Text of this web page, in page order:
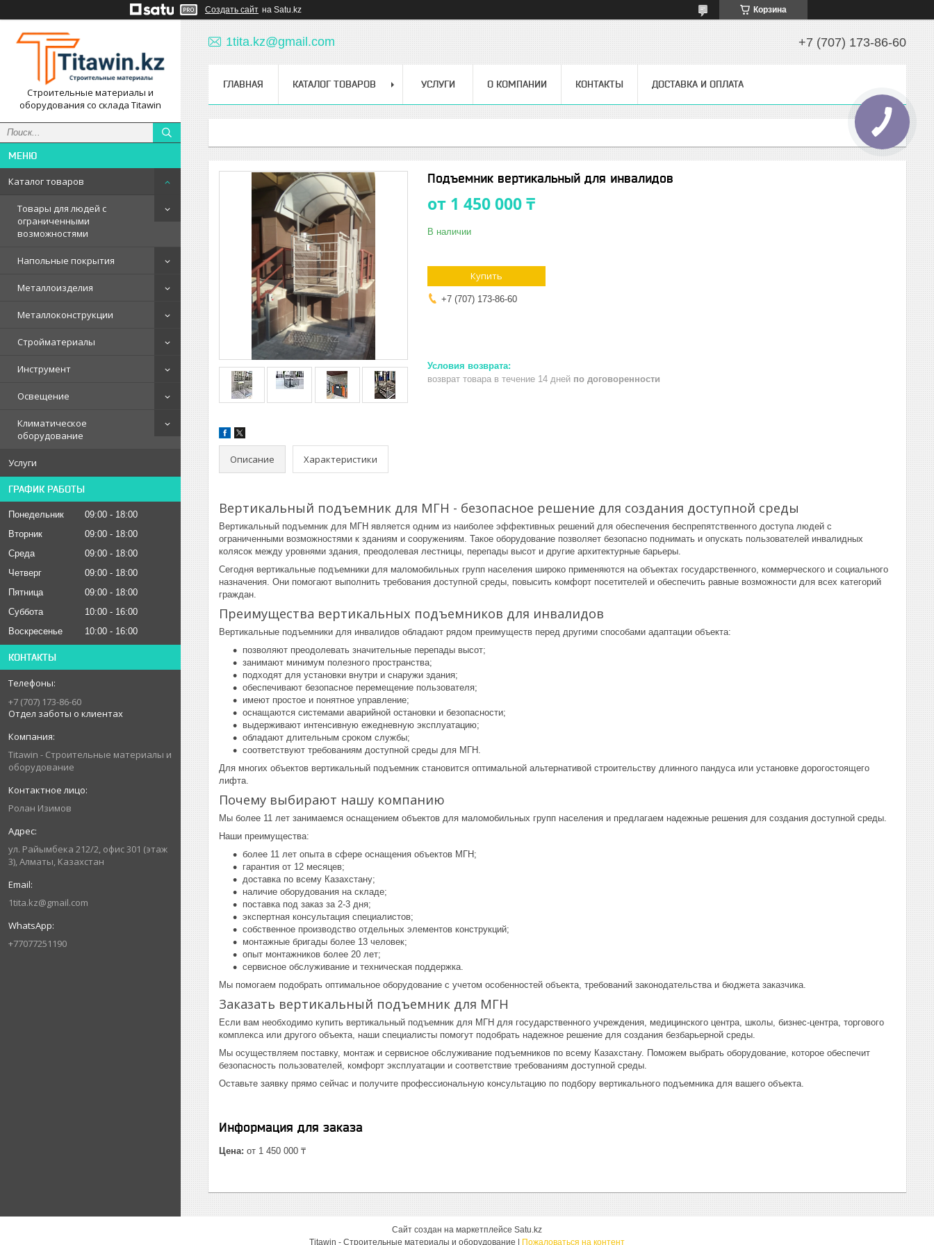
Создать сайт на Satu.kz Корзина
Строительные материалы и
оборудования со склада Titawin
Каталог товаров
Товары для людей с
ограниченными
возможностями
Напольные покрытия
Металлоизделия
Металлоконструкции
Стройматериалы
Инструмент
Освещение
Климатическое
оборудование
Услуги
ГРАФИК РАБОТЫ
Понедельник 09:00
18:00
Вторник
09:00
18:00
Среда
09:00
18:00
Четверг
09:00
18:00
Пятница
09:00
18:00
Суббота
10:00
16:00
Воскресенье
10:00 16:00
КОНТАКТЫ
+7 (707) 173-86-60
Отдел заботы о клиентах
Titawin - Строительные материалы и
оборудование
Ролан Изимов
ул. Райымбека 212/2, офис 301 (этаж
3), Алматы, Казахстан
1tita.kz@gmail.com
+77077251190
1tita.kz@gmail.com +7 (707) 173-86-60
ГЛАВНАЯ КАТАЛОГ ТОВАРОВ УСЛУГИ О КОМПАНИИ КОНТАКТЫ ДОСТАВКА И ОПЛАТА
Подъемник вертикальный для инвалидов
от 1 450 000 ₸
В наличии
Купить
+7 (707) 173-86-60
возврат товара в течение 14 дней по договоренности
Описание Характеристики
Вертикальный подъемник для МГН - безопасное решение для создания доступной среды
Вертикальный подъемник для МГН является одним из наиболее эффективных решений для обеспечения беспрепятственного доступа людей с
ограниченными возможностями к зданиям и сооружениям. Такое оборудование позволяет безопасно поднимать и опускать пользователей инвалидных
колясок между уровнями здания, преодолевая лестницы, перепады высот и другие архитектурные барьеры.
Сегодня вертикальные подъемники для маломобильных групп населения широко применяются на объектах государственного, коммерческого и социального
назначения. Они помогают выполнить требования доступной среды, повысить комфорт посетителей и обеспечить равные возможности для всех категорий
граждан.
Преимущества вертикальных подъемников для инвалидов
Вертикальные подъемники для инвалидов обладают рядом преимуществ перед другими способами адаптации объекта:
позволяют преодолевать значительные перепады высот;
занимают минимум полезного пространства;
подходят для установки внутри и снаружи здания;
обеспечивают безопасное перемещение пользователя;
имеют простое и понятное управление;
оснащаются системами аварийной остановки и безопасности;
выдерживают интенсивную ежедневную эксплуатацию;
обладают длительным сроком службы;
соответствуют требованиям доступной среды для МГН.
Для многих объектов вертикальный подъемник становится оптимальной альтернативой строительству длинного пандуса или установке дорогостоящего
лифта.
Почему выбирают нашу компанию
Мы более 11 лет занимаемся оснащением объектов для маломобильных групп населения и предлагаем надежные решения для создания доступной среды.
Наши преимущества:
более 11 лет опыта в сфере оснащения объектов МГН;
гарантия от 12 месяцев;
доставка по всему Казахстану;
наличие оборудования на складе;
поставка под заказ за 2-3 дня;
экспертная консультация специалистов;
собственное производство отдельных элементов конструкций;
монтажные бригады более 13 человек;
опыт монтажников более 20 лет;
сервисное обслуживание и техническая поддержка.
Мы помогаем подобрать оптимальное оборудование с учетом особенностей объекта, требований законодательства и бюджета заказчика.
Заказать вертикальный подъемник для МГН
Если вам необходимо купить вертикальный подъемник для МГН для государственного учреждения, медицинского центра, школы, бизнес-центра, торгового
комплекса или другого объекта, наши специалисты помогут подобрать надежное решение для создания безбарьерной среды.
Мы осуществляем поставку, монтаж и сервисное обслуживание подъемников по всему Казахстану. Поможем выбрать оборудование, которое обеспечит
безопасность пользователей, комфорт эксплуатации и соответствие требованиям доступной среды.
Оставьте заявку прямо сейчас и получите профессиональную консультацию по подбору вертикального подъемника для вашего объекта.
Информация для заказа
Цена: от 1 450 000 ₸
Сайт создан на маркетплейсе Satu.kz
Пожаловаться на контент